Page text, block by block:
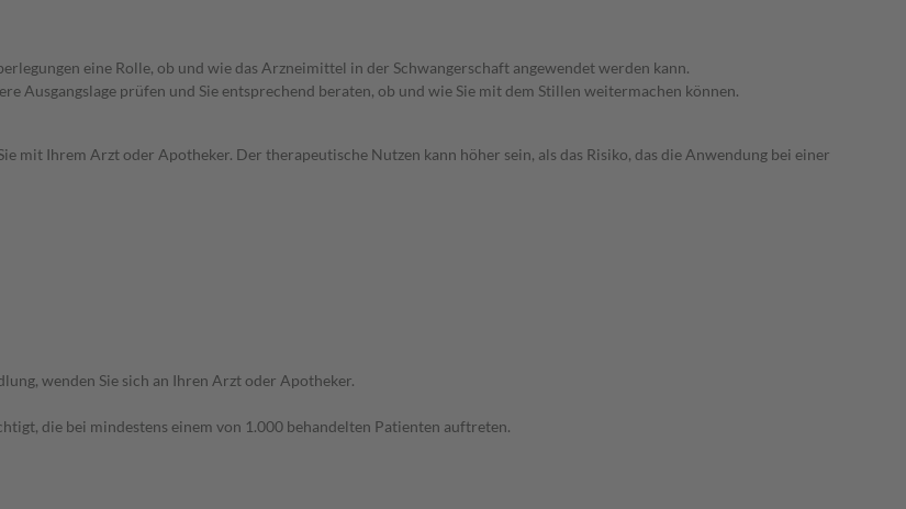
eine Rolle, ob und wie das Arzneimittel in der Schwangerschaft angewendet werden kann.
Ausgangslage prüfen und Sie entsprechend beraten, ob und wie Sie mit dem Stillen weitermachen können.
mit Ihrem Arzt oder Apotheker. Der therapeutische Nutzen kann höher sein, als das Risiko, das die Anwendung bei einer
wenden Sie sich an Ihren Arzt oder Apotheker.
die bei mindestens einem von 1.000 behandelten Patienten auftreten.